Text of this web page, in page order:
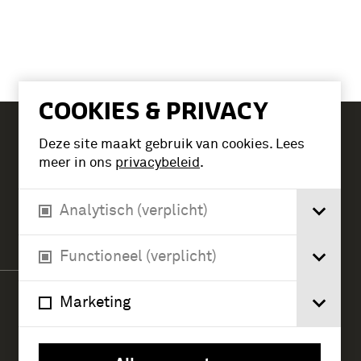
COOKIES & PRIVACY
Deze site maakt gebruik van cookies. Lees
meer in ons privacybeleid.
Analytisch (verplicht)
Functioneel (verplicht)
Marketing
Tickets
Verlengde Paltzerweg 1